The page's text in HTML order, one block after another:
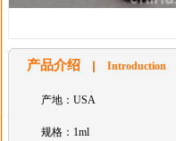
产品介绍 Introduction
产地：USA
规格：1ml